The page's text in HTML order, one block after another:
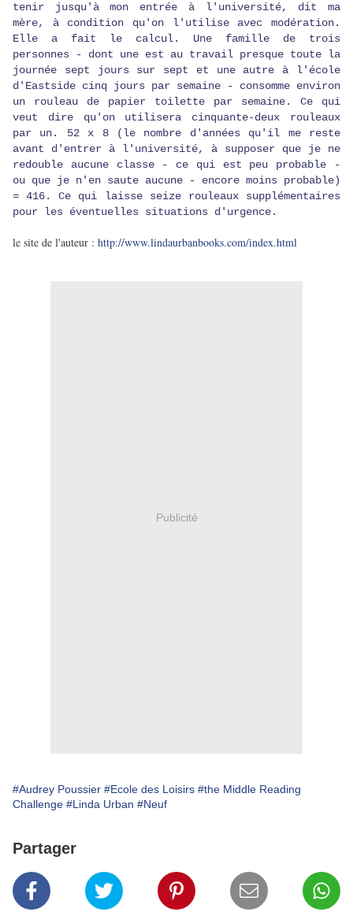
tenir jusqu'à mon entrée à l'université, dit ma
mère, à condition qu'on l'utilise avec modération.
Elle a fait le calcul. Une famille de trois
personnes - dont une est au travail presque toute la
journée sept jours sur sept et une autre à l'école
d'Eastside cinq jours par semaine - consomme environ
un rouleau de papier toilette par semaine. Ce qui
veut dire qu'on utilisera cinquante-deux rouleaux
par un. 52 x 8 (le nombre d'années qu'il me reste
avant d'entrer à l'université, à supposer que je ne
redouble aucune classe - ce qui est peu probable -
ou que je n'en saute aucune - encore moins probable)
= 416. Ce qui laisse seize rouleaux supplémentaires
pour les éventuelles situations d'urgence.
le site de l'auteur : http://www.lindaurbanbooks.com/index.html
Publicité
#Audrey Poussier #Ecole des Loisirs #the Middle Reading
Challenge #Linda Urban #Neuf
Partager